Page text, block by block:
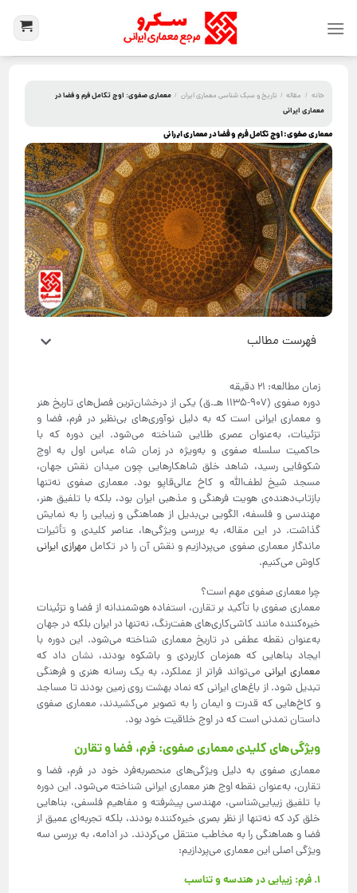
خانه / مقاله / تاریخ و سبک شناسی معماری ایران / معماری صفوی: اوج تکامل فرم و فضا در
معماری ایرانی
معماری صفوی: اوج تکامل فرم و فضا در معماری ایرانی
فهرست مطالب
دوره صفوی (907-1135 هـ.ق) یکی از درخشان‌ترین فصل‌های تاریخ هنر
و معماری ایرانی است که به دلیل نوآوری‌های بی‌نظیر در فرم، فضا و
تزئینات، به‌عنوان عصری طلایی شناخته می‌شود. این دوره که با
حاکمیت سلسله صفوی و به‌ویژه در زمان شاه عباس اول به اوج
شکوفایی رسید، شاهد خلق شاهکارهایی چون میدان نقش جهان،
مسجد شیخ لطف‌الله و کاخ عالی‌قاپو بود. معماری صفوی نه‌تنها
بازتاب‌دهنده‌ی هویت فرهنگی و مذهبی ایران بود، بلکه با تلفیق هنر،
مهندسی و فلسفه، الگویی بی‌بدیل از هماهنگی و زیبایی را به نمایش
گذاشت. در این مقاله، به بررسی ویژگی‌ها، عناصر کلیدی و تأثیرات
ماندگار معماری صفوی می‌پردازیم و نقش آن را در تکامل مهرازی ایرانی
کاوش می‌کنیم.
چرا معماری صفوی مهم است؟
معماری صفوی با تأکید بر تقارن، استفاده هوشمندانه از فضا و تزئینات
خیره‌کننده مانند کاشی‌کاری‌های هفت‌رنگ، نه‌تنها در ایران بلکه در جهان
به‌عنوان نقطه عطفی در تاریخ معماری شناخته می‌شود. این دوره با
ایجاد بناهایی که همزمان کاربردی و باشکوه بودند، نشان داد که
معماری ایرانی می‌تواند فراتر از عملکرد، به یک رسانه هنری و فرهنگی
تبدیل شود. از باغ‌های ایرانی که نماد بهشت روی زمین بودند تا مساجد
و کاخ‌هایی که قدرت و ایمان را به تصویر می‌کشیدند، معماری صفوی
داستان تمدنی است که در اوج خلاقیت خود بود.
ویژگی‌های کلیدی معماری صفوی: فرم، فضا و تقارن
معماری صفوی به دلیل ویژگی‌های منحصربه‌فرد خود در فرم، فضا و
تقارن، به‌عنوان نقطه اوج هنر معماری ایرانی شناخته می‌شود. این دوره
با تلفیق زیبایی‌شناسی، مهندسی پیشرفته و مفاهیم فلسفی، بناهایی
خلق کرد که نه‌تنها از نظر بصری خیره‌کننده بودند، بلکه تجربه‌ای عمیق از
فضا و هماهنگی را به مخاطب منتقل می‌کردند. در ادامه، به بررسی سه
ویژگی اصلی این معماری می‌پردازیم:
1. فرم: زیبایی در هندسه و تناسب